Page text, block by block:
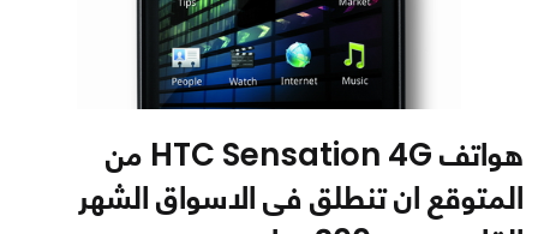
هواتف HTC Sensation 4G من
المتوقع ان تنطلق فى الاسواق الشهر